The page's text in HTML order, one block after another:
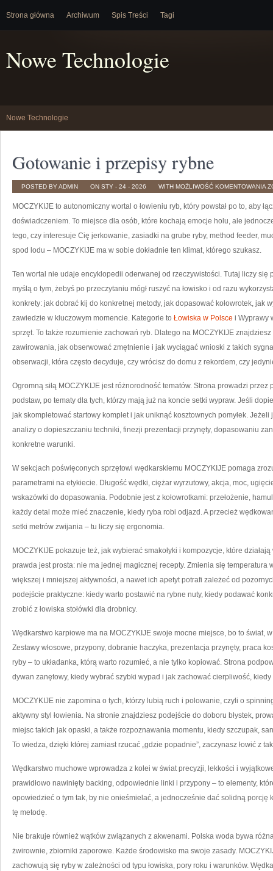
Strona główna Archiwum Spis Treści Tagi
Nowe Technologie
Nowe Technologie
Gotowanie i przepisy rybne
POSTED BY ADMIN ON STY - 24 - 2026 WITH MOŻLIWOŚĆ KOMENTOWANIA
I
MOCZYKIJE to autonomiczny wortal o łowieniu ryb, który powstał po to, aby
doświadczeniem. To miejsce dla osób, które kochają emocje holu, ale
tego, czy interesuje Cię jerkowanie, zasiadki na grube ryby, method feeder,
spod lodu – MOCZYKIJE ma w sobie dokładnie ten klimat, którego szukasz.
Ten wortal nie udaje encyklopedii oderwanej od rzeczywistości. Tutaj liczy się
myślą o tym, żebyś po przeczytaniu mógł ruszyć na łowisko i od razu
konkrety: jak dobrać kij do konkretnej metody, jak dopasować kołowrotek, jak
zawiedzie w kluczowym momencie. Kategorie to Łowiska w Polsce i Wyprawy
sprzęt. To także rozumienie zachowań ryb. Dlatego na MOCZYKIJE
zawirowania, jak obserwować zmętnienie i jak wyciągać wnioski z takich
obserwacji, która często decyduje, czy wrócisz do domu z rekordem, czy
Ogromną siłą MOCZYKIJE jest różnorodność tematów. Strona prowadzi
podstaw, po tematy dla tych, którzy mają już na koncie setki wypraw. Jeśli
jak skompletować startowy komplet i jak uniknąć kosztownych pomyłek.
analizy o dopieszczaniu techniki, finezji prezentacji przynęty, dopasowaniu
konkretne warunki.
W sekcjach poświęconych sprzętowi wędkarskiemu MOCZYKIJE pomaga
parametrami na etykiecie. Długość wędki, ciężar wyrzutowy, akcja, moc,
wskazówki do dopasowania. Podobnie jest z kołowrotkami: przełożenie,
każdy detal może mieć znaczenie, kiedy ryba robi odjazd. A przecież
setki metrów zwijania – tu liczy się ergonomia.
MOCZYKIJE pokazuje też, jak wybierać smakołyki i kompozycje, które
prawda jest prosta: nie ma jednej magicznej recepty. Zmienia się temperatura
większej i mniejszej aktywności, a nawet ich apetyt potrafi zależeć od
podejście praktyczne: kiedy warto postawić na rybne nuty, kiedy podawać
zrobić z łowiska stołówki dla drobnicy.
Wędkarstwo karpiowe ma na MOCZYKIJE swoje mocne miejsce, bo to świat,
Zestawy włosowe, przypony, dobranie haczyka, prezentacja przynęty, praca
ryby – to układanka, którą warto rozumieć, a nie tylko kopiować. Strona
dywan zanętowy, kiedy wybrać szybki wypad i jak zachować cierpliwość, kiedy
MOCZYKIJE nie zapomina o tych, którzy lubią ruch i polowanie, czyli o
aktywny styl łowienia. Na stronie znajdziesz podejście do doboru błystek,
miejsc takich jak opaski, a także rozpoznawania momentu, kiedy szczupak,
To wiedza, dzięki której zamiast rzucać „gdzie popadnie”, zaczynasz łowić z
Wędkarstwo muchowe wprowadza z kolei w świat precyzji, lekkości i
prawidłowo nawinięty backing, odpowiednie linki i przypony – to elementy,
opowiedzieć o tym tak, by nie onieśmielać, a jednocześnie dać solidną porcję
tę metodę.
Nie brakuje również wątków związanych z akwenami. Polska woda bywa
żwirownie, zbiorniki zaporowe. Każde środowisko ma swoje zasady.
zachowują się ryby w zależności od typu łowiska, pory roku i warunków.